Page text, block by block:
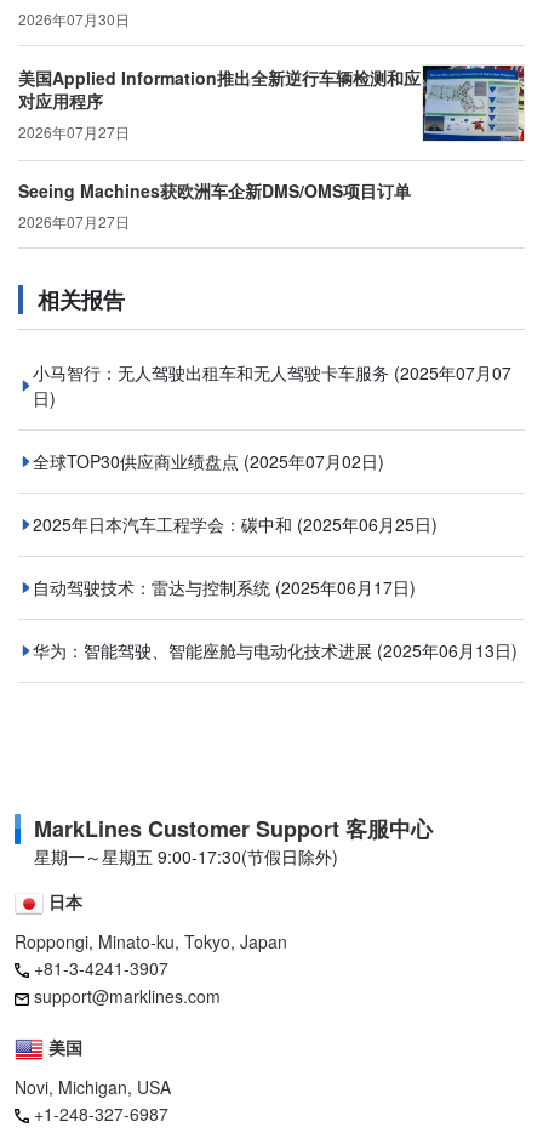
2026年07月30日
美国Applied Information推出全新逆行车辆检测和应
对应用程序
2026年07月27日
Seeing Machines获欧洲车企新DMS/OMS项目订单
2026年07月27日
相关报告
小马智行：无人驾驶出租车和无人驾驶卡车服务 (2025年07月07
日)
全球TOP30供应商业绩盘点 (2025年07月02日)
2025年日本汽车工程学会：碳中和 (2025年06月25日)
自动驾驶技术：雷达与控制系统 (2025年06月17日)
华为：智能驾驶、智能座舱与电动化技术进展 (2025年06月13日)
MarkLines Customer Support 客服中心
星期一～星期五 9:00-17:30(节假日除外)
日本
Roppongi, Minato-ku, Tokyo, Japan
+81-3-4241-3907
support@marklines.com
美国
Novi, Michigan, USA
+1-248-327-6987